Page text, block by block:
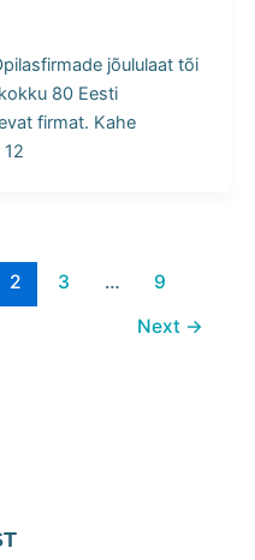
jõululaat tõi
80 Eesti
firmat. Kahe
2 3 …
9
Next →